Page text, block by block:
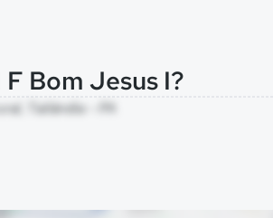
Bom Jesus I?
Tailândia - PA